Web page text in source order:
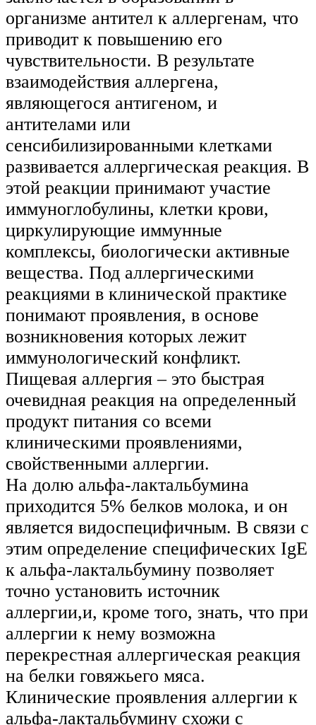
организме антител к аллергенам, что
приводит к повышению его
чувствительности. В результате
взаимодействия аллергена,
являющегося антигеном, и
антителами или
сенсибилизированными клетками
развивается аллергическая реакция. В
этой реакции принимают участие
иммуноглобулины, клетки крови,
циркулирующие иммунные
комплексы, биологически активные
вещества. Под аллергическими
реакциями в клинической практике
понимают проявления, в основе
возникновения которых лежит
иммунологический конфликт.
Пищевая аллергия – это быстрая
очевидная реакция на определенный
продукт питания со всеми
клиническими проявлениями,
свойственными аллергии.
На долю альфа-лактальбумина
приходится 5% белков молока, и он
является видоспецифичным. В связи с
этим определение специфических IgE
к альфа-лактальбумину позволяет
точно установить источник
аллергии,и, кроме того, знать, что при
аллергии к нему возможна
перекрестная аллергическая реакция
на белки говяжьего мяса.
Клинические проявления аллергии к
альфа-лактальбумину схожи с